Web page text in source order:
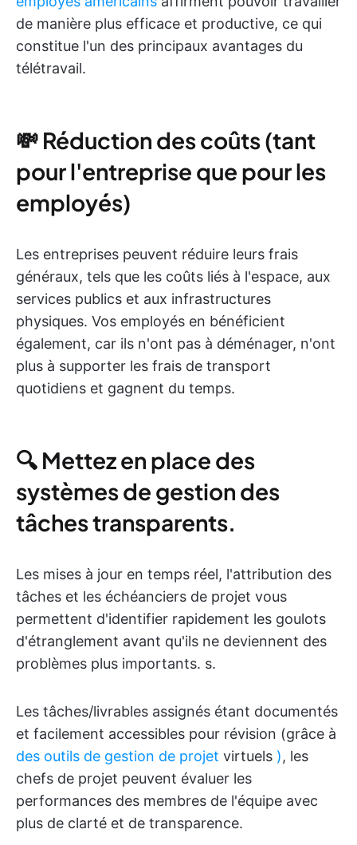
de manière plus efficace et productive, ce qui
constitue l'un des principaux avantages du
télétravail.
💸 Réduction des coûts (tant
pour l'entreprise que pour les
employés)
Les entreprises peuvent réduire leurs frais
généraux, tels que les coûts liés à l'espace, aux
services publics et aux infrastructures
physiques. Vos employés en bénéficient
également, car ils n'ont pas à déménager, n'ont
plus à supporter les frais de transport
quotidiens et gagnent du temps.
🔍 Mettez en place des
systèmes de gestion des
tâches transparents.
Les mises à jour en temps réel, l'attribution des
tâches et les échéanciers de projet vous
permettent d'identifier rapidement les goulots
d'étranglement avant qu'ils ne deviennent des
problèmes plus importants. s.
Les tâches/livrables assignés étant documentés
et facilement accessibles pour révision (grâce à
des outils de gestion de projet virtuels ), les
chefs de projet peuvent évaluer les
performances des membres de l'équipe avec
plus de clarté et de transparence.